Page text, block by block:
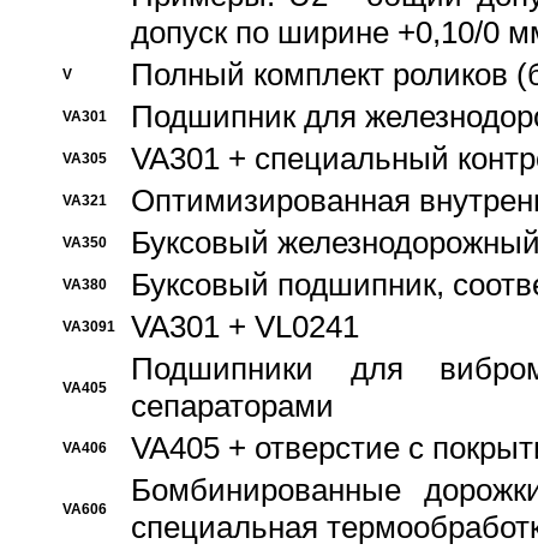
допуск по ширине +0,10/0
V Полный комплект роликов
VA301 Подшипник для
VA305 VA301 + специальный
VA321 Оптимизированная
VA350 Буксовый
VA380 Буксовый подшипник,
VA3091 VA301 + VL0241
VA405
Подшипники для
сепараторами
VA406 VA405 + отверстие с
VA606
Бомбинированные
специальная